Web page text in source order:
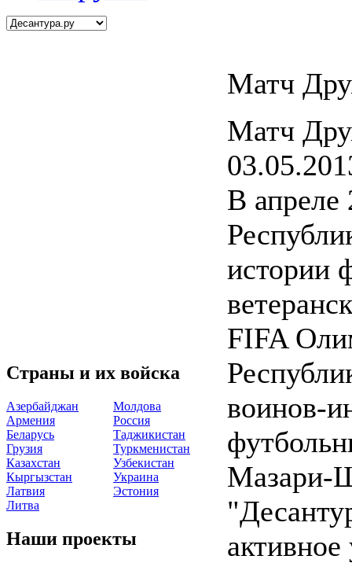
Страны и их войска
Азербайджан
Армения
Беларусь
Грузия
Казахстан
Кыргызстан
Латвия
Литва
Молдова
Россия
Таджикистан
Туркменистан
Узбекистан
Украина
Эстония
Наши проекты
Матч
Матч
В апреле
истории
FIFA
воинов-
Мазари-
активное